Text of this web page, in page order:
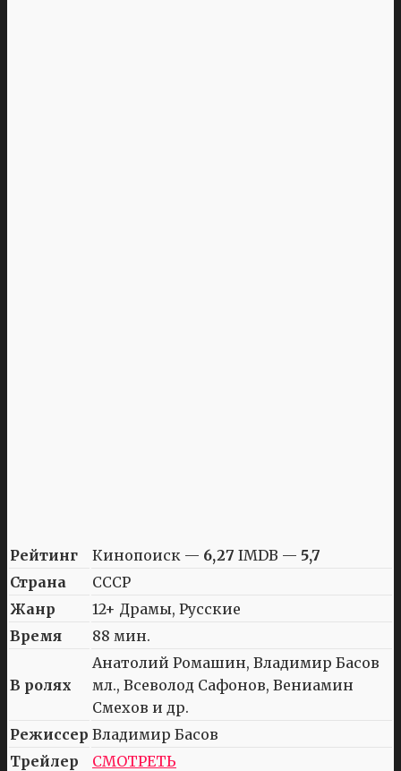
Рейтинг Кинопоиск — 6,27 IMDB — 5,7
Страна
СССР
Жанр
12+ Драмы, Русские
Время
88 мин.
В ролях
Анатолий Ромашин, Владимир Басов
мл., Всеволод Сафонов, Вениамин
Смехов и др.
Режиссер Владимир Басов
Трейлер
СМОТРЕТЬ